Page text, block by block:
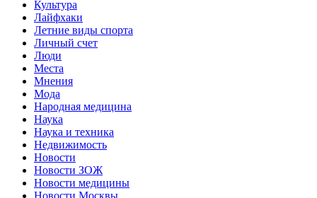
Культура
Лайфхаки
Летние виды спорта
Личный счет
Люди
Места
Мнения
Мода
Народная медицина
Наука
Наука и техника
Недвижимость
Новости
Новости ЗОЖ
Новости медицины
Новости Москвы